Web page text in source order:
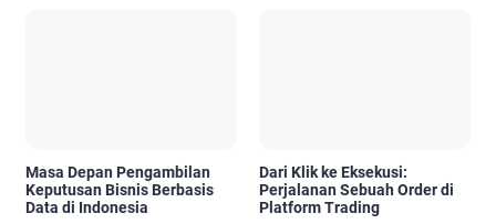
Masa Depan Pengambilan
Keputusan Bisnis Berbasis
Data di Indonesia
Dari Klik ke Eksekusi:
Perjalanan Sebuah Order di
Platform Trading